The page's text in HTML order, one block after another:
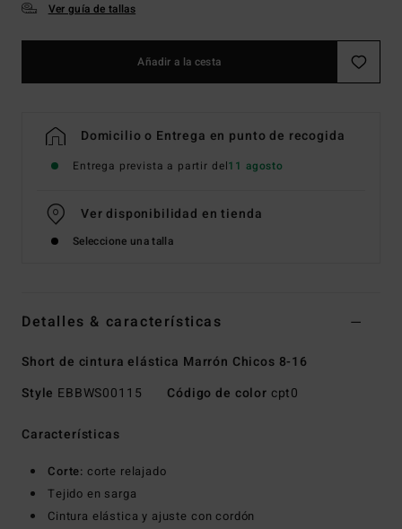
Ver guía de tallas
Añadir a la cesta
Domicilio o Entrega en punto de recogida
Entrega prevista a partir del11 agosto
Ver disponibilidad en tienda
Seleccione una talla
Detalles & características
Short de cintura elástica Marrón Chicos 8-16
Style EBBWS00115 Código de color cpt0
Características
Corte: corte relajado
Tejido en sarga
Cintura elástica y ajuste con cordón